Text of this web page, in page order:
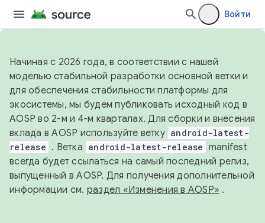
Войти
Начиная с 2026 года, в соответствии с нашей
моделью стабильной разработки основной ветки и
для обеспечения стабильности платформы для
экосистемы, мы будем публиковать исходный код в
AOSP во 2-м и 4-м кварталах. Для сборки и внесения
вклада в AOSP используйте ветку android-latest-
release . Ветка android-latest-release manifest
всегда будет ссылаться на самый последний релиз,
выпущенный в AOSP. Для получения дополнительной
информации см. раздел «Изменения в AOSP» .